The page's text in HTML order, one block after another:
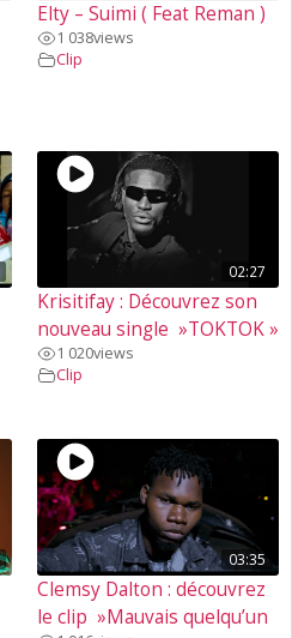
Elty – Suimi ( Feat Reman )
1 038views
Clip
02:27
Krisitifay : Découvrez son
nouveau single »TOKTOK »
1 020views
Clip
03:35
Clemsy Dalton : découvrez
le clip »Mauvais quelqu’un